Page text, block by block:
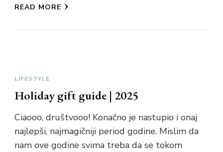
READ MORE
LIFESTYLE
Holiday gift guide | 2025
Ciaooo, društvooo! Konačno je nastupio i onaj
najlepši, najmagičniji period godine. Mislim da
nam ove godine svima treba da se tokom